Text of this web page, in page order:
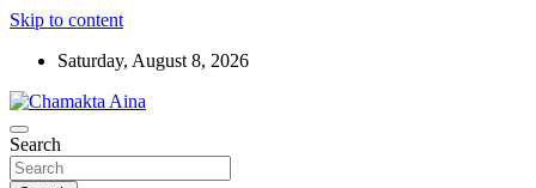
Skip to content
Saturday, August 8, 2026
Chamakta Aina
Hindi News Paper – Jharkhand
Search